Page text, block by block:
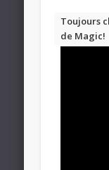
Toujours
de Magic!